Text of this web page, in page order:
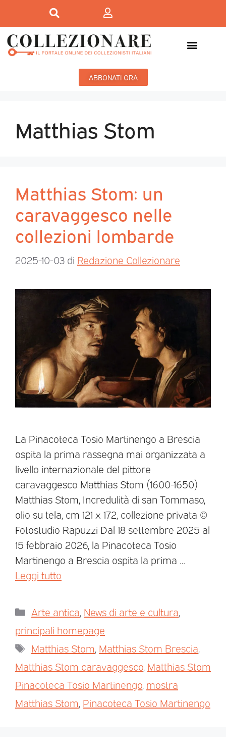
ABBONATI ORA
Matthias Stom
Matthias Stom: un
caravaggesco nelle
collezioni lombarde
2025-10-03 di Redazione Collezionare
La Pinacoteca Tosio Martinengo a Brescia
ospita la prima rassegna mai organizzata a
livello internazionale del pittore
caravaggesco Matthias Stom (1600-1650)
Matthias Stom, Incredulità di san Tommaso,
olio su tela, cm 121 x 172, collezione privata ©
Fotostudio Rapuzzi Dal 18 settembre 2025 al
15 febbraio 2026, la Pinacoteca Tosio
Martinengo a Brescia ospita la prima …
Leggi tutto
Arte antica News di arte e cultura
principali homepage
Matthias Stom Matthias Stom Brescia
Matthias Stom caravaggesco Matthias Stom
Pinacoteca Tosio Martinengo mostra
Matthias Stom Pinacoteca Tosio Martinengo